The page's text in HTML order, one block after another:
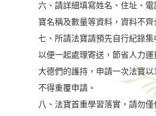
六、請詳細填寫姓名、住址、電
寶名稱及數量等資料，資料不
七、所請法寶請預先自行紀錄
以便一起處理寄送，節省人力
大德們的護持 ，申請一次法寶以
不得重覆申請。
八、法寶首重學習落實，請勿